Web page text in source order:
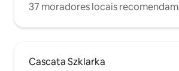
37 moradores locais recomendam
Cascata Szklarka